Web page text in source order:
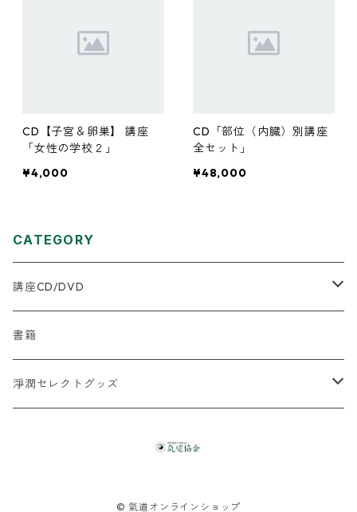
CD【子宮＆卵巣】 講座
「女性の学校２」
¥4,000
CD「部位（内臓）別講座
全セット」
¥48,000
CATEGORY
講座CD/DVD
★はじめに何を購入したらいいか迷う方へ
2025年５月以降の新規商品
書籍
淨潤セレクトグッズ
© 氣道オンラインショップ